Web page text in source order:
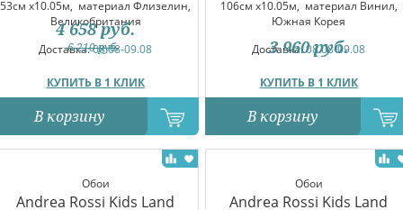
53см x10.05м, материал Флизелин,
Великобритания
Доставка:08.08-09.08
КУПИТЬ В 1 КЛИК
6 210руб.
4 658 руб.
В корзину
106см x10.05м, материал Винил,
Южная Корея
Доставка:08.08-09.08
КУПИТЬ В 1 КЛИК
3 960 руб.
В корзину
Обои
Andrea Rossi Kids Land
Обои
Andrea Rossi Kids Land